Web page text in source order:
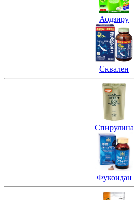
Аодзиру
Сквален
Спирулина
Фукоидан